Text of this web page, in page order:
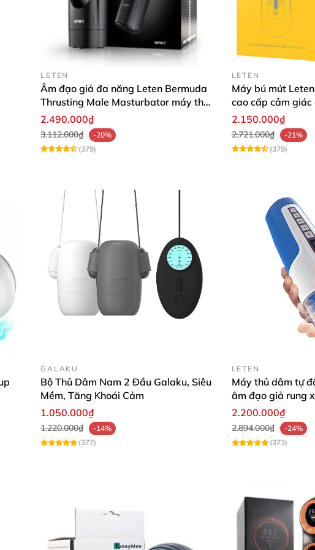
cấp từ máy thủ công hoặc muốn bổ sung thêm một sản
mẽ và chính xác tuyệt vời. Thiết kế đẹp mắt, hiện đại và được
LETEN
Âm đạo giả đa năng Leten Bermuda
Thrusting Male Masturbator máy thủ
dâm cao cấp
2.490.000₫
3.112.000₫
-20%
(379)
LETEN
Máy bú mút
cao cấp cảm giác
2.150.000₫
2.721.000₫
-21%
(379)
GALAKU
Bộ Thủ Dâm Nam 2 Đầu Galaku, Siêu
Mềm, Tăng Khoái Cảm
1.050.000₫
1.220.000₫
-14%
(377)
LETEN
Máy thủ dâm tự
âm đạo giả rung
2.200.000₫
2.894.000₫
-24%
(373)